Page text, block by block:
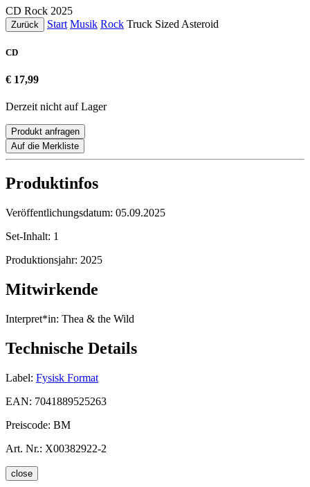
CD Rock 2025
Zurück Start Musik Rock Truck Sized Asteroid
CD
€ 17,99
Derzeit nicht auf Lager
Produkt anfragen
Auf die Merkliste
Produktinfos
Veröffentlichungsdatum: 05.09.2025
Set-Inhalt: 1
Produktionsjahr: 2025
Mitwirkende
Interpret*in: Thea & the Wild
Technische Details
Label: Fysisk Format
EAN: 7041889525263
Preiscode: BM
Art. Nr.: X00382922-2
close